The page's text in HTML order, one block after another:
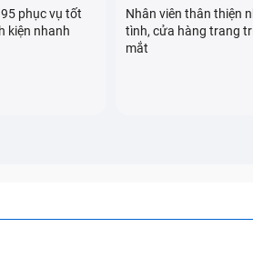
phục vụ tốt
kiện nhanh
Nhân viên thân thiện
tình, cửa hàng trang
mắt